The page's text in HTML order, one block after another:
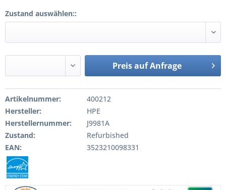
Zustand auswählen::
Preis auf Anfrage
Artikelnummer:
400212
Hersteller:
HPE
Herstellernummer:
J9981A
Zustand:
Refurbished
EAN:
3523210098331